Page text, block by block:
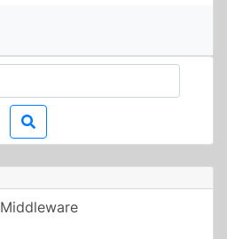
Middleware